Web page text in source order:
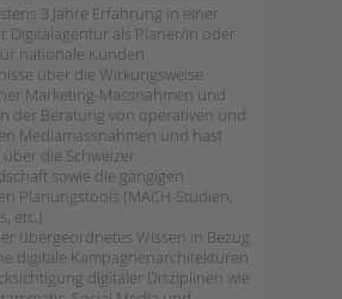
3 Jahre Erfahrung in einer
Digitalagentur als Planer/in oder
nationale Kunden
über die Wirkungsweise
Marketing-Massnahmen und
der Beratung von operativen und
Mediamassnahmen und hast
die Schweizer
sowie die gängigen
Planungstools (MACH-Studien,
etc.)
übergeordnetes Wissen in Bezug
digitale Kampagnenarchitekturen
digitaler Disziplinen wie